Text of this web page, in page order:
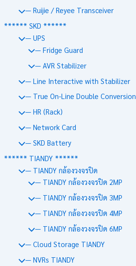
— Ruijie / Reyee Transceiver
****** SKD ******
— UPS
— Fridge Guard
— AVR Stabilizer
— Line Interactive with Stabilizer
— True On-Line Double Conversion
— HR (Rack)
— Network Card
— SKD Battery
****** TIANDY ******
— TIANDY กล้องวงจรปิด
— TIANDY กล้องวงจรปิด 2MP
— TIANDY กล้องวงจรปิด 3MP
— TIANDY กล้องวงจรปิด 4MP
— TIANDY กล้องวงจรปิด 6MP
— Cloud Storage TIANDY
— NVRs TIANDY